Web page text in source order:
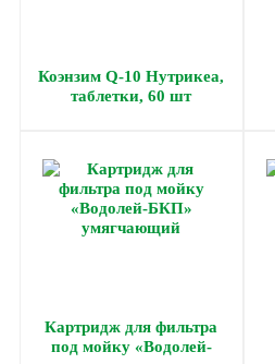
Коэнзим Q-10 Нутрикеа,
таблетки, 60 шт
Картридж для фильтра
под мойку «Водолей-